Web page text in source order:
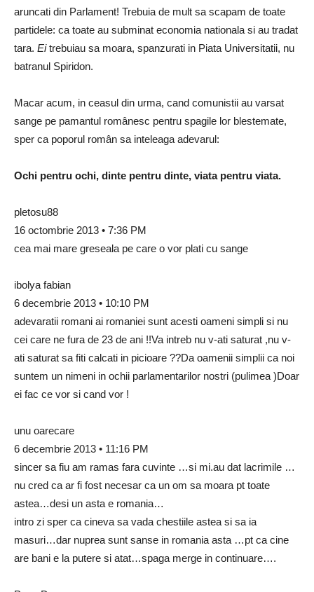
aruncati din Parlament! Trebuia de mult sa scapam de toate
partidele: ca toate au subminat economia nationala si au tradat
tara. Eitrebuiau sa moara, spanzurati in Piata Universitatii, nu
batranul Spiridon.
Macar acum, in ceasul din urma, cand comunistii au varsat
sange pe pamantul românesc pentru spagile lor blestemate,
sper ca poporul român sa inteleaga adevarul:
Ochi pentru ochi, dinte pentru dinte, viata pentru viata.
pletosu88
16 octombrie 2013 • 7:36 PM
cea mai mare greseala pe care o vor plati cu sange
ibolya fabian
6 decembrie 2013 • 10:10 PM
adevaratii romani ai romaniei sunt acesti oameni simpli si nu
cei care ne fura de 23 de ani !!Va intreb nu v-ati saturat ,nu v-
ati saturat sa fiti calcati in picioare ??Da oamenii simplii ca noi
suntem un nimeni in ochii parlamentarilor nostri (pulimea )Doar
ei fac ce vor si cand vor !
unu oarecare
6 decembrie 2013 • 11:16 PM
sincer sa fiu am ramas fara cuvinte …si mi.au dat lacrimile …
nu cred ca ar fi fost necesar ca un om sa moara pt toate
astea…desi un asta e romania…
intro zi sper ca cineva sa vada chestiile astea si sa ia
masuri…dar nuprea sunt sanse in romania asta …pt ca cine
are bani e la putere si atat…spaga merge in continuare….